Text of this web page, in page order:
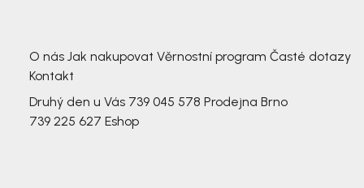
O nás Jak nakupovat Věrnostní program Časté dotazy
Kontakt
Druhý den u Vás 739 045 578 Prodejna Brno
739 225 627 Eshop